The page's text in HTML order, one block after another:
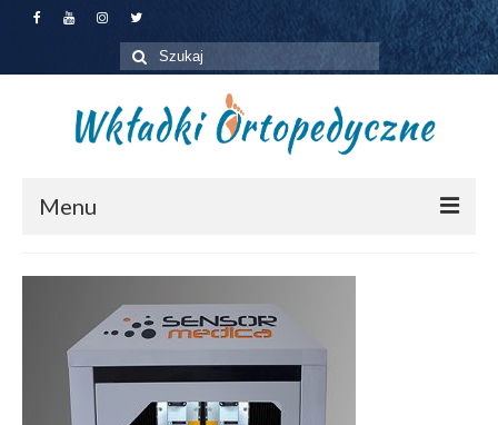
Szuklaj
w:
Menu
Dla pacjentów
Dla firm
Zapisz się na badanie